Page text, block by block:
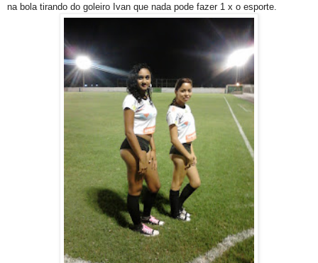
na bola tirando do goleiro Ivan que nada pode fazer 1 x o esporte.